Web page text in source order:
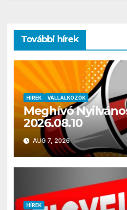
További hírek
HÍREK VÁLLALKOZÓK
Meghívó
2026.08.10
AUG 7, 2026
HÍREK